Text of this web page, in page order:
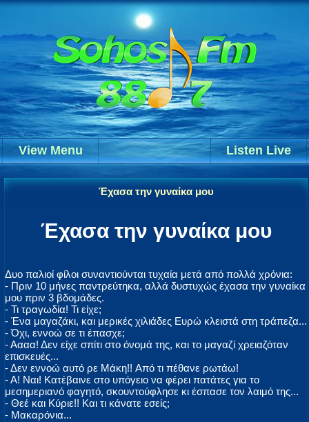
Listen Live
View Menu
Έχασα την γυναίκα μου
Έχασα την γυναίκα μου
Δυο παλιοί φίλοι συναντιούνται τυχαία μετά από πολλά χρόνια:
- Πριν 10 μήνες παντρεύτηκα, αλλά δυστυχώς έχασα την γυναίκα
μου πριν 3 βδομάδες.
- Τι τραγωδία! Τι είχε;
- Ένα μαγαζάκι, και μερικές χιλιάδες Ευρώ κλειστά στη τράπεζα...
- Όχι, εννοώ σε τι έπασχε;
- Αααα! Δεν είχε σπίτι στο όνομά της, και το μαγαζί χρειαζόταν
επισκευές...
- Δεν εννοώ αυτό ρε Μάκη!! Aπό τι πέθανε ρωτάω!
- Α! Ναι! Κατέβαινε στο υπόγειο να φέρει πατάτες για το
μεσημεριανό φαγητό, σκουντούφλησε κι έσπασε τον λαιμό της...
- Θεέ και Κύριε!! Kαι τι κάνατε εσείς;
- Μακαρόνια...